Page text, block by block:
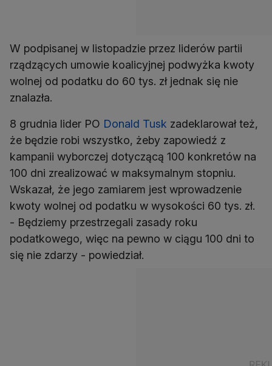
W podpisanej w listopadzie przez liderów partii
rządzących umowie koalicyjnej podwyżka kwoty
wolnej od podatku do 60 tys. zł jednak się nie
znalazła.
8 grudnia lider PO Donald Tusk zadeklarował też,
że będzie robi wszystko, żeby zapowiedź z
kampanii wyborczej dotyczącą 100 konkretów na
100 dni zrealizować w maksymalnym stopniu.
Wskazał, że jego zamiarem jest wprowadzenie
kwoty wolnej od podatku w wysokości 60 tys. zł.
- Będziemy przestrzegali zasady roku
podatkowego, więc na pewno w ciągu 100 dni to
się nie zdarzy - powiedział.